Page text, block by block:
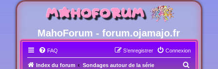
MahoForum - forum.ojamajo.fr
FAQ Connexion
S’enregistrer
Index du forum Sondages autour de la série